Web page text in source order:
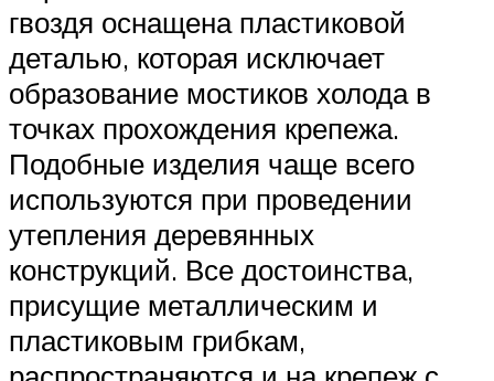
гвоздя оснащена пластиковой
деталью, которая исключает
образование мостиков холода в
точках прохождения крепежа.
Подобные изделия чаще всего
используются при проведении
утепления деревянных
конструкций. Все достоинства,
присущие металлическим и
пластиковым грибкам,